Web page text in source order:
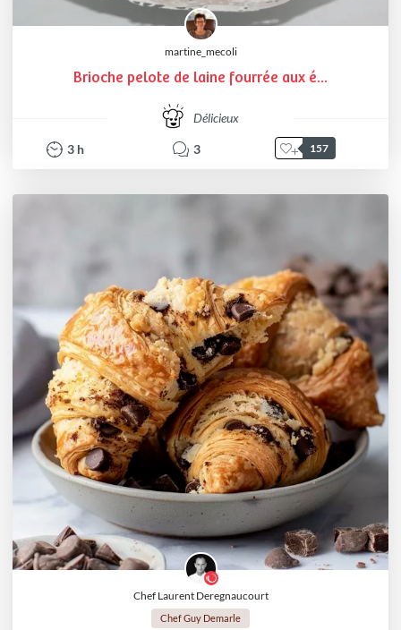
martine_mecoli
Brioche pelote de laine fourrée aux é...
Délicieux
3 h 3 157
Chef Laurent Deregnaucourt
Chef Guy Demarle